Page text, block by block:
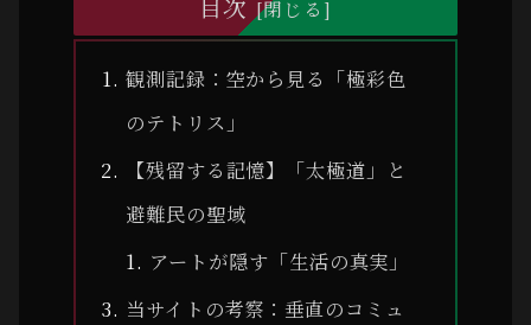
目次
観測記録：空から見る「極彩色
のテトリス」
【残留する記憶】「太極道」と
避難民の聖域
アートが隠す「生活の真実」
当サイトの考察：垂直のコミュ